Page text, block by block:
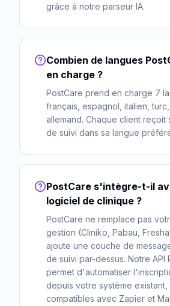
grâce à notre parseur IA.
Combien de langues
en charge ?
PostCare prend en charge 7
français, espagnol, italien,
allemand. Chaque client reçoit
de suivi dans sa langue
PostCare s'intègre-t-il
logiciel de clinique ?
PostCare ne remplace pas
gestion (Cliniko, Pabau,
ajoute une couche de
de suivi par-dessus. Notre API
permet d'automatiser
depuis votre système existant,
compatibles avec Zapier et